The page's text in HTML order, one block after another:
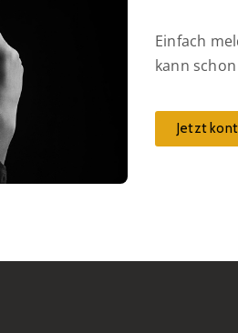
Einfach
kann
Jetzt